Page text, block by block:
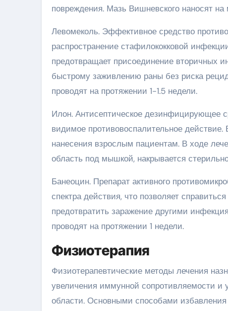
повреждения. Мазь Вишневского наносят
Левомеколь. Эффективное средство
распространение стафилококковой
предотвращает присоединение вторичных
быстрому заживлению раны без риска
проводят на протяжении 1-1.5 недели.
Илон. Антисептическое дезинфицирующее
видимое противовоспалительное
нанесения взрослым пациентам. В ходе
область под мышкой, накрывается
Банеоцин. Препарат активного
спектра действия, что позволяет
предотвратить заражение другими
проводят на протяжении 1 недели.
Физиотерапия
Физиотерапевтические методы лечения
увеличения иммунной сопротивляемости
области. Основными способами